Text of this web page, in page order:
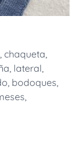
, chaqueta,
, lateral,
, bodoques,
,